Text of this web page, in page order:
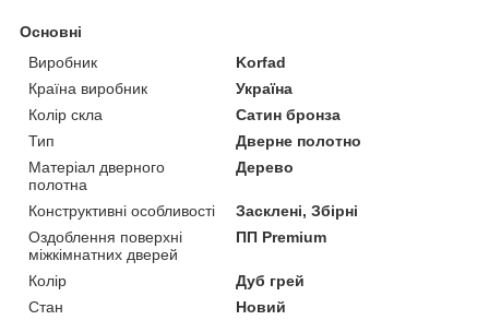
Основні
Виробник
Korfad
Країна виробник
Україна
Колір скла
Сатин бронза
Тип
Дверне полотно
Матеріал дверного
полотна
Дерево
Конструктивні особливості
Засклені, Збірні
Оздоблення поверхні
міжкімнатних дверей
ПП Premium
Колір
Дуб грей
Стан
Новий